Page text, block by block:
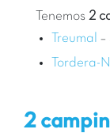
Tenemos 2
Treumal –
Tordera-
2